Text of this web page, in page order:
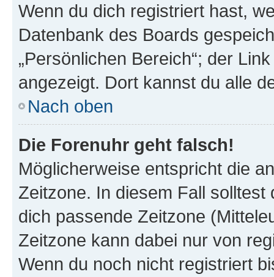
Wenn du dich registriert hast,
Datenbank des Boards
„Persönlichen Bereich“; der
angezeigt. Dort kannst du alle
Nach oben
Die Forenuhr geht falsch!
Möglicherweise entspricht die
Zeitzone. In diesem Fall solltest
dich passende Zeitzone
Zeitzone kann dabei nur von
Wenn du noch nicht registriert